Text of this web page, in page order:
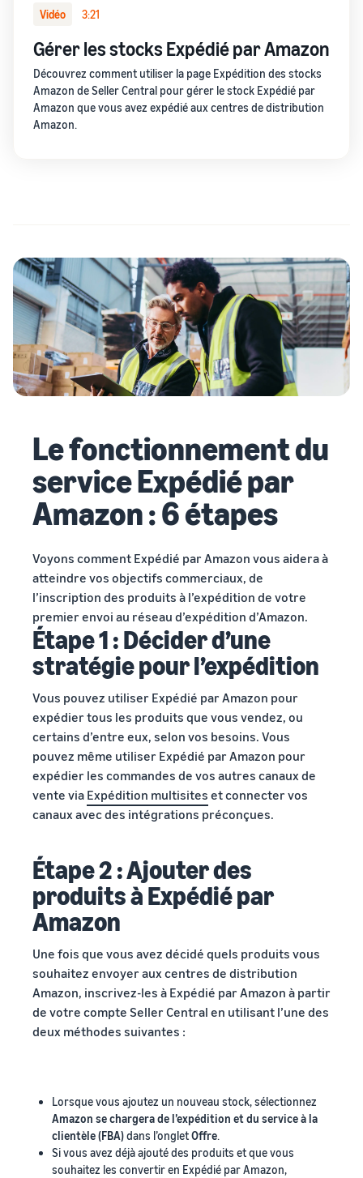
Vidéo 3:21
Gérer les stocks Expédié par Amazon
Découvrez comment utiliser la page Expédition des stocks
Amazon de Seller Central pour gérer le stock Expédié par
Amazon que vous avez expédié aux centres de distribution
Amazon.
Le fonctionnement du
service Expédié par
Amazon : 6 étapes
Voyons comment Expédié par Amazon vous aidera à
atteindre vos objectifs commerciaux, de
l’inscription des produits à l’expédition de votre
premier envoi au réseau d’expédition d’Amazon.
Étape 1 : Décider d’une
stratégie pour l’expédition
Vous pouvez utiliser Expédié par Amazon pour
expédier tous les produits que vous vendez, ou
certains d’entre eux, selon vos besoins. Vous
pouvez même utiliser Expédié par Amazon pour
expédier les commandes de vos autres canaux de
vente via Expédition multisites et connecter vos
canaux avec des intégrations préconçues.
Étape 2 : Ajouter des
produits à Expédié par
Amazon
Une fois que vous avez décidé quels produits vous
souhaitez envoyer aux centres de distribution
Amazon, inscrivez-les à Expédié par Amazon à partir
de votre compte Seller Central en utilisant l’une des
deux méthodes suivantes :
Lorsque vous ajoutez un nouveau stock, sélectionnez
Amazon se chargera de l’expédition et du service à la
clientèle (FBA)dans l’ongletOffre.
Si vous avez déjà ajouté des produits et que vous
souhaitez les convertir en Expédié par Amazon,